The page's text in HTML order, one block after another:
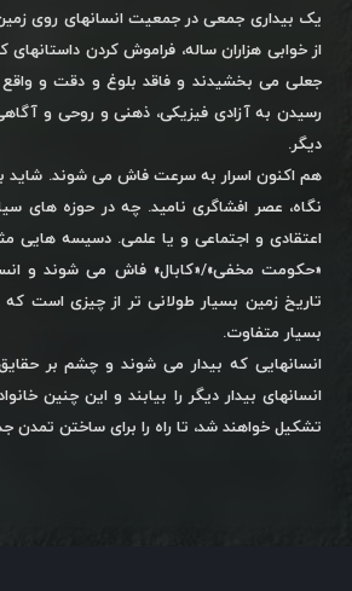
یک بیداری جمعی در جمعیت انسانهای روی
از خوابی هزاران ساله، فراموش کردن
جعلی می بخشیدند و فاقد بلوغ و دقت و واقع
رسیدن به آزادی فیزیکی، ذهنی و روحی و
دیگر.
هم اکنون اسرار به سرعت فاش می شوند. شاید
نگاه، عصر افشاگری نامید. چه در حوزه های
اعتقادی و اجتماعی و یا علمی. دسیسه هایی
«حکومت مخفی»/«کابال» فاش می شوند و
تاریخ زمین بسیار طولانی تر از چیزی است
بسیار متفاوت.
انسانهایی که بیدار می شوند و چشم بر حقایق
انسانهای بیدار دیگر را بیابند و این چنین
تشکیل خواهند شد، تا راه را برای ساختن تمدن